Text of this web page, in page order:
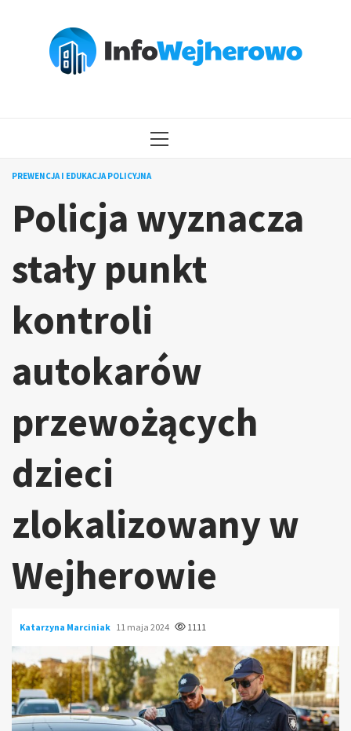
MENU
PREWENCJA I EDUKACJA POLICYJNA
Policja wyznacza
stały punkt
kontroli
autokarów
przewożących
dzieci
zlokalizowany w
Wejherowie
Katarzyna Marciniak 11 maja 2024 1111